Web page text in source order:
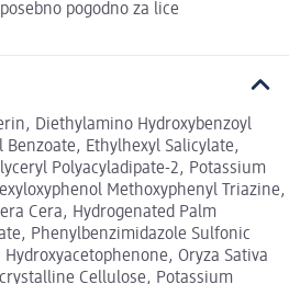
pogodno za lice
Diethylamino Hydroxybenzoyl
Benzoate, Ethylhexyl Salicylate,
Polyacyladipate-2, Potassium
Methoxyphenyl Triazine,
Cera, Hydrogenated Palm
Phenylbenzimidazole Sulfonic
Oryza Sativa
Cellulose, Potassium